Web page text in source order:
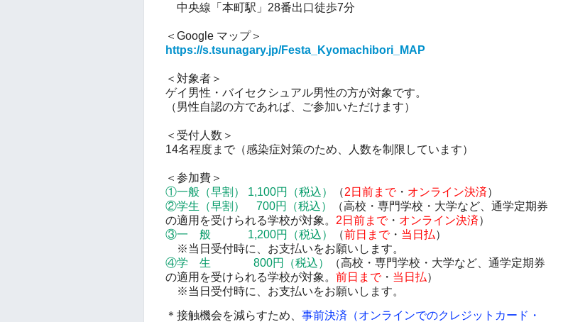
中央線「本町駅」28番出口徒歩7分
＜Google マップ＞
https://s.tsunagary.jp/Festa_Kyomachibori_MAP
＜対象者＞
ゲイ男性・バイセクシュアル男性の方が対象です。
（男性自認の方であれば、ご参加いただけます）
＜受付人数＞
14名程度まで（感染症対策のため、人数を制限しています）
＜参加費＞
①一般（早割） 1,100円
（税込） （2 日前まで・ オンライン決済）
②学生（早割） 700円
（税込）
（高校・専門学校・大学など、通学定期券
の適用を受けられる学校が対象。 2 日前まで・ オンライン決済）
③一 般 1,200円
（税込） （前日まで・ 当日払）
※当日受付時に、お支払いをお願いします。
④学 生 800円
（税込）
（高校・専門学校・大学など、通学定期券
の適用を受けられる学校が対象。 前日まで・ 当日払）
※当日受付時に、お支払いをお願いします。
＊接触機会を減らすため、 事前決済（オンラインでのクレジットカード・